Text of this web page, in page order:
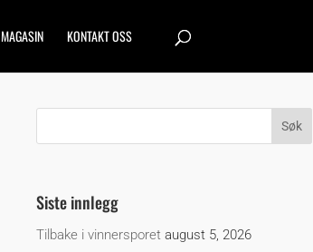
MAGASIN KONTAKT OSS
Siste innlegg
Tilbake i vinnersporet august 5, 2026